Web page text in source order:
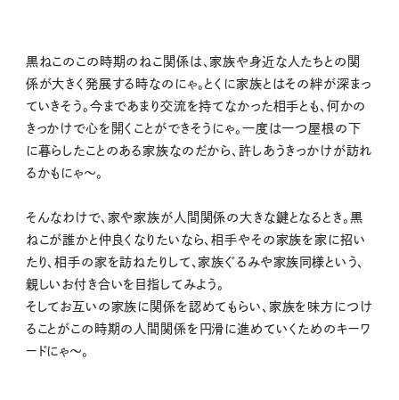
黒ねこのこの時期のねこ関係は、家族や身近な人たちとの関
係が大きく発展する時なのにゃ。とくに家族とはその絆が深まっ
ていきそう。今まであまり交流を持てなかった相手とも、何かの
きっかけで心を開くことができそうにゃ。一度は一つ屋根の下
に暮らしたことのある家族なのだから、許しあうきっかけが訪れ
るかもにゃ〜。
そんなわけで、家や家族が人間関係の大きな鍵となるとき。黒
ねこが誰かと仲良くなりたいなら、相手やその家族を家に招い
たり、相手の家を訪ねたりして、家族ぐるみや家族同様という、
親しいお付き合いを目指してみよう。
そしてお互いの家族に関係を認めてもらい、家族を味方につけ
ることがこの時期の人間関係を円滑に進めていくためのキーワ
ードにゃ〜。